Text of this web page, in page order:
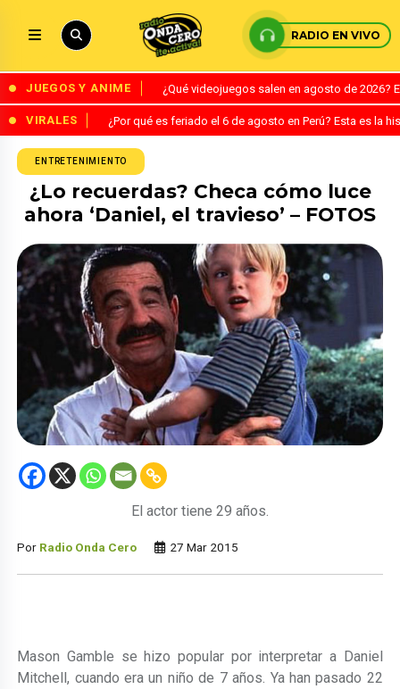
RADIO EN VIVO
JUEGOS Y ANIME ¿Qué videojuegos salen en agosto de
VIRALES ¿Por qué es feriado el 6 de agosto en Perú? Esta es la
ENTRETENIMIENTO
¿Lo recuerdas? Checa cómo luce
ahora ‘Daniel, el travieso’ – FOTOS
El actor tiene 29 años.
Por Radio Onda Cero 27 Mar 2015
Mason Gamble se hizo popular por interpretar a Daniel
Mitchell, cuando era un niño de 7 años. Ya han pasado 22